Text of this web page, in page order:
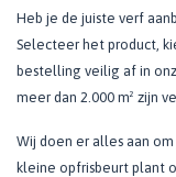
Heb je de juiste verf
Selecteer het product,
bestelling veilig af in
meer dan 2.000 m² zijn
Wij doen er alles aan
kleine opfrisbeurt plant